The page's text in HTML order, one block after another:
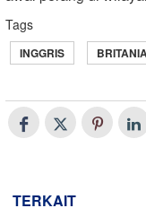
Tags
INGGRIS BRITANIA
TERKAIT